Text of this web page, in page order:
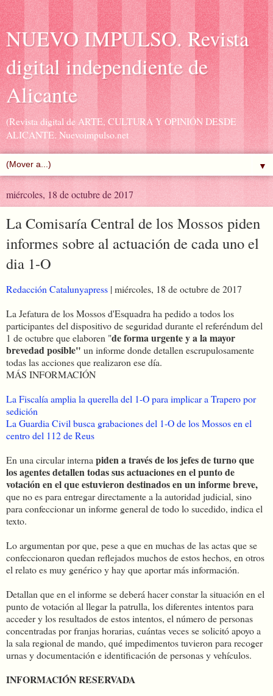
NUEVO IMPULSO. Revista
digital independiente de
Alicante
(Revista digital de ARTE, CULTURA Y OPINIÓN DESDE
ALICANTE. Nuevoimpulso.net
▼
miércoles, 18 de octubre de 2017
La Comisaría Central de los Mossos piden
informes sobre al actuación de cada uno el
dia 1-O
Redacción Catalunyapress | miércoles, 18 de octubre de 2017
La Jefatura de los Mossos d'Esquadra ha pedido a todos los
participantes del dispositivo de seguridad durante el referéndum del
1 de octubre que elaboren "de forma urgente y a la mayor
brevedad posible" un informe donde detallen escrupulosamente
todas las acciones que realizaron ese día.
MÁS INFORMACIÓN
La Fiscalía amplia la querella del 1-O para implicar a Trapero por
sedición
La Guardia Civil busca grabaciones del 1-O de los Mossos en el
centro del 112 de Reus
En una circular interna piden a través de los jefes de turno que
los agentes detallen todas sus actuaciones en el punto de
votación en el que estuvieron destinados en un informe breve,
que no es para entregar directamente a la autoridad judicial, sino
para confeccionar un informe general de todo lo sucedido, indica el
texto.
Lo argumentan por que, pese a que en muchas de las actas que se
confeccionaron quedan reflejados muchos de estos hechos, en otros
el relato es muy genérico y hay que aportar más información.
Detallan que en el informe se deberá hacer constar la situación en el
punto de votación al llegar la patrulla, los diferentes intentos para
acceder y los resultados de estos intentos, el número de personas
concentradas por franjas horarias, cuántas veces se solicitó apoyo a
la sala regional de mando, qué impedimentos tuvieron para recoger
urnas y documentación e identificación de personas y vehículos.
INFORMACIÓN RESERVADA